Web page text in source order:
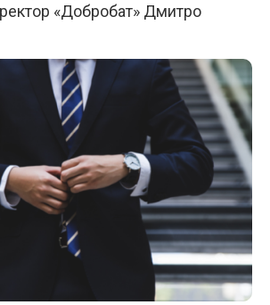
«Добробат» Дмитро